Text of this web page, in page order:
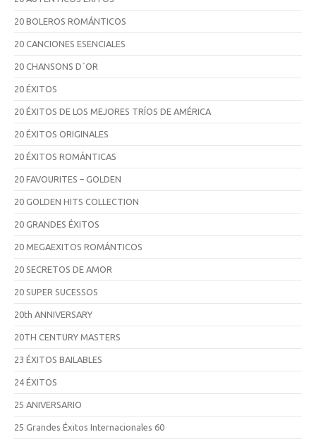
20 BOLEROS ROMÁNTICOS
20 CANCIONES ESENCIALES
20 CHANSONS D´OR
20 ÉXITOS
20 ÉXITOS DE LOS MEJORES TRÍOS DE AMÉRICA
20 ÉXITOS ORIGINALES
20 ÉXITOS ROMÁNTICAS
20 FAVOURITES – GOLDEN
20 GOLDEN HITS COLLECTION
20 GRANDES ÉXITOS
20 MEGAEXITOS ROMÁNTICOS
20 SECRETOS DE AMOR
20 SUPER SUCESSOS
20th ANNIVERSARY
20TH CENTURY MASTERS
23 ÉXITOS BAILABLES
24 ÉXITOS
25 ANIVERSARIO
25 Grandes Éxitos Internacionales 60